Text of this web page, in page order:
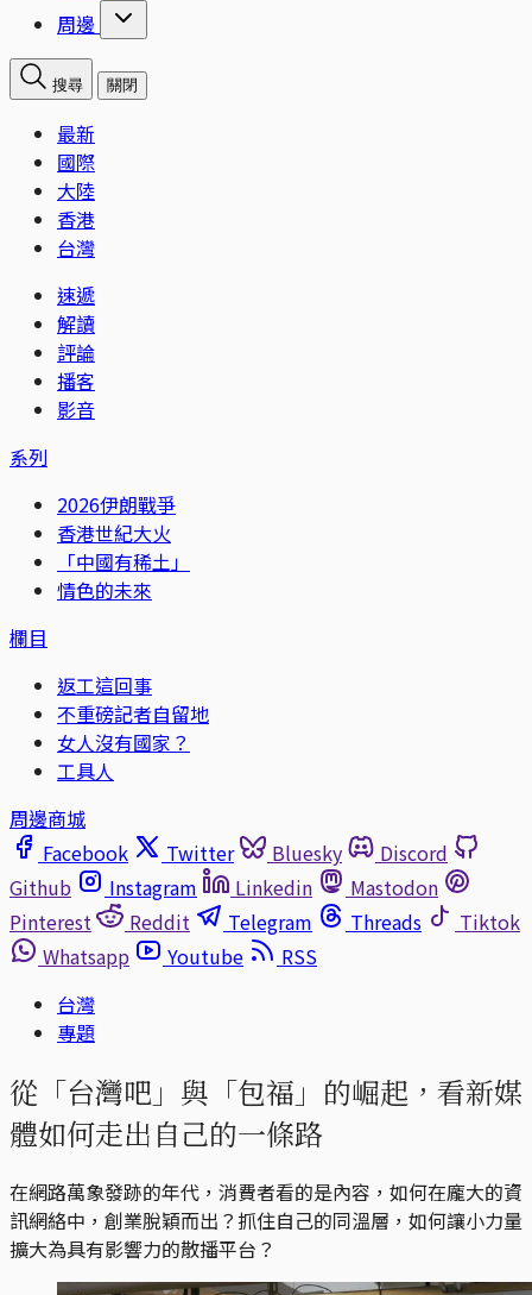
周邊
搜尋 關閉
最新
國際
大陸
香港
台灣
速遞
解讀
評論
播客
影音
系列
2026伊朗戰爭
香港世紀大火
「中國有稀土」
情色的未來
欄目
返工這回事
不重磅記者自留地
女人沒有國家？
工具人
周邊商城
Facebook
Twitter Bluesky
Discord
Github
Instagram Linkedin
Mastodon
Pinterest
Reddit Telegram Threads
Tiktok
Whatsapp
Youtube
RSS
台灣
專題
從「台灣吧」與「包福」的崛起，看新媒
體如何走出自己的一條路
在網路萬象發跡的年代，消費者看的是內容，如何在龐大的資
訊網絡中，創業脫穎而出？抓住自己的同溫層，如何讓小力量
擴大為具有影響力的散播平台？